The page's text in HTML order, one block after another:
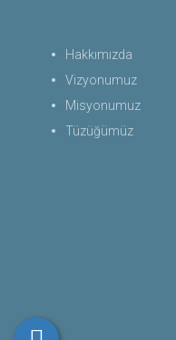
Hakkımızda
Vizyonumuz
Misyonumuz
Tüzüğümüz